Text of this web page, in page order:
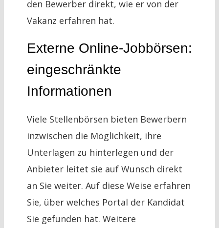
den Bewerber direkt, wie er von der
Vakanz erfahren hat.
Externe Online-Jobbörsen:
eingeschränkte
Informationen
Viele Stellenbörsen bieten Bewerbern
inzwischen die Möglichkeit, ihre
Unterlagen zu hinterlegen und der
Anbieter leitet sie auf Wunsch direkt
an Sie weiter. Auf diese Weise erfahren
Sie, über welches Portal der Kandidat
Sie gefunden hat. Weitere